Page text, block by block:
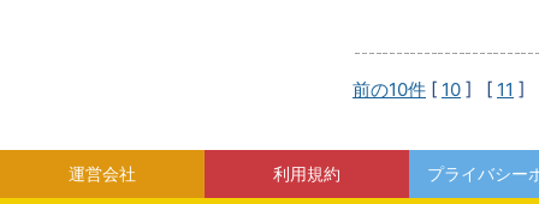
前の10件 [ 10 ] [ 11 ]
運営会社 利用規約 プライバシー